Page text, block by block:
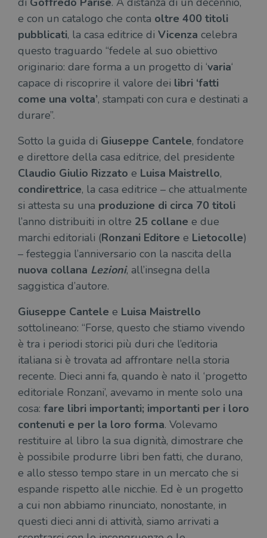
e con un catalogo che conta oltre 400 titoli
pubblicati, la casa editrice di Vicenza celebra
questo traguardo “fedele al suo obiettivo
originario: dare forma a un progetto di ‘varia‘
capace di riscoprire il valore dei libri ‘fatti
come una volta’, stampati con cura e destinati a
durare”.
Sotto la guida di Giuseppe Cantele, fondatore
e direttore della casa editrice, del presidente
Claudio Giulio Rizzato e Luisa Maistrello,
condirettrice, la casa editrice – che attualmente
si attesta su una produzione di circa 70 titoli
l’anno distribuiti in oltre 25 collane e due
marchi editoriali (Ronzani Editore e Lietocolle)
– festeggia l’anniversario con la nascita della
nuova collana Lezioni, all’insegna della
saggistica d’autore.
Giuseppe Cantele e Luisa Maistrello
sottolineano: “Forse, questo che stiamo vivendo
è tra i periodi storici più duri che l’editoria
italiana si è trovata ad affrontare nella storia
recente. Dieci anni fa, quando è nato il ‘progetto
editoriale Ronzani’, avevamo in mente solo una
cosa: fare libri importanti; importanti per i loro
contenuti e per la loro forma. Volevamo
restituire al libro la sua dignità, dimostrare che
è possibile produrre libri ben fatti, che durano,
e allo stesso tempo stare in un mercato che si
espande rispetto alle nicchie. Ed è un progetto
a cui non abbiamo rinunciato, nonostante, in
questi dieci anni di attività, siamo arrivati a